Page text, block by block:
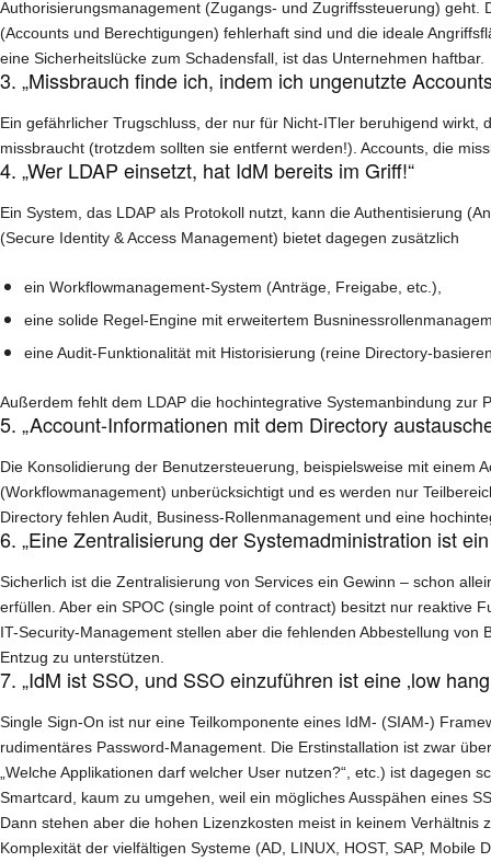
Authorisierungsmanagement (Zugangs- und Zugriffssteuerung)
(Accounts und Berechtigungen) fehlerhaft sind und die ideale
eine Sicherheitslücke zum Schadensfall, ist das Unternehmen haftbar.
3. „Missbrauch finde ich, indem ich ungenutzte
Ein gefährlicher Trugschluss, der nur für Nicht-ITler beruhigend wirkt,
missbraucht (trotzdem sollten sie entfernt werden!). Accounts, die
4. „Wer LDAP einsetzt, hat IdM bereits im Griff!“
Ein System, das LDAP als Protokoll nutzt, kann die Authentisierung
(Secure Identity & Access Management) bietet dagegen zusätzlich
ein Workflowmanagement-System (Anträge, Freigabe, etc.),
eine solide Regel-Engine mit erweitertem
eine Audit-Funktionalität mit Historisierung (reine Directory-
Außerdem fehlt dem LDAP die hochintegrative Systemanbindung zur
5. „Account-Informationen mit dem Directory
Die Konsolidierung der Benutzersteuerung, beispielsweise mit einem
(Workflowmanagement) unberücksichtigt und es werden nur
Directory fehlen Audit, Business-Rollenmanagement und eine
6. „Eine Zentralisierung der Systemadministration ist
Sicherlich ist die Zentralisierung von Services ein Gewinn – schon
erfüllen. Aber ein SPOC (single point of contract) besitzt nur reaktive
IT-Security-Management stellen aber die fehlenden Abbestellung
Entzug zu unterstützen.
7. „IdM ist SSO, und SSO einzuführen ist eine ‚low
Single Sign-On ist nur eine Teilkomponente eines IdM- (SIAM-)
rudimentäres Password-Management. Die Erstinstallation ist zwar
„Welche Applikationen darf welcher User nutzen?“, etc.) ist
Smartcard, kaum zu umgehen, weil ein mögliches Ausspähen eines
Dann stehen aber die hohen Lizenzkosten meist in keinem Verhältnis
Komplexität der vielfältigen Systeme (AD, LINUX, HOST, SAP, Mobile